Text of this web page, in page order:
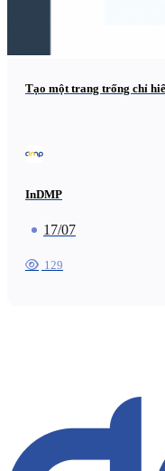
Tạo một trang trống chỉ
InDMP
17/07
129